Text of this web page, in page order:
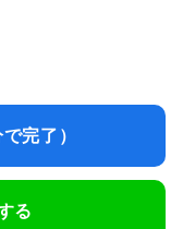
完了）
る